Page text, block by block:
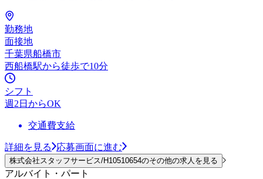
勤務地
面接地
千葉県船橋市
西船橋駅から徒歩で10分
シフト
週2日からOK
交通費支給
詳細を見る 応募画面に進む
株式会社スタッフサービス/H10510654のその他の求人を見る
アルバイト・パート